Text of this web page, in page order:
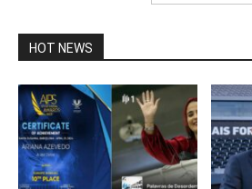
HOT NEWS